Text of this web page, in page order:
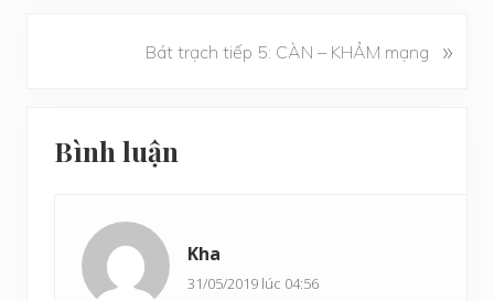
Bát trạch tiếp 5: CÀN – KHẢM mạng »
Interactions
Bình luận
Kha
31/05/2019 lúc 04:56